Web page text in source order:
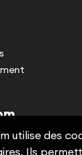
(CGU)
utilise des
Ils